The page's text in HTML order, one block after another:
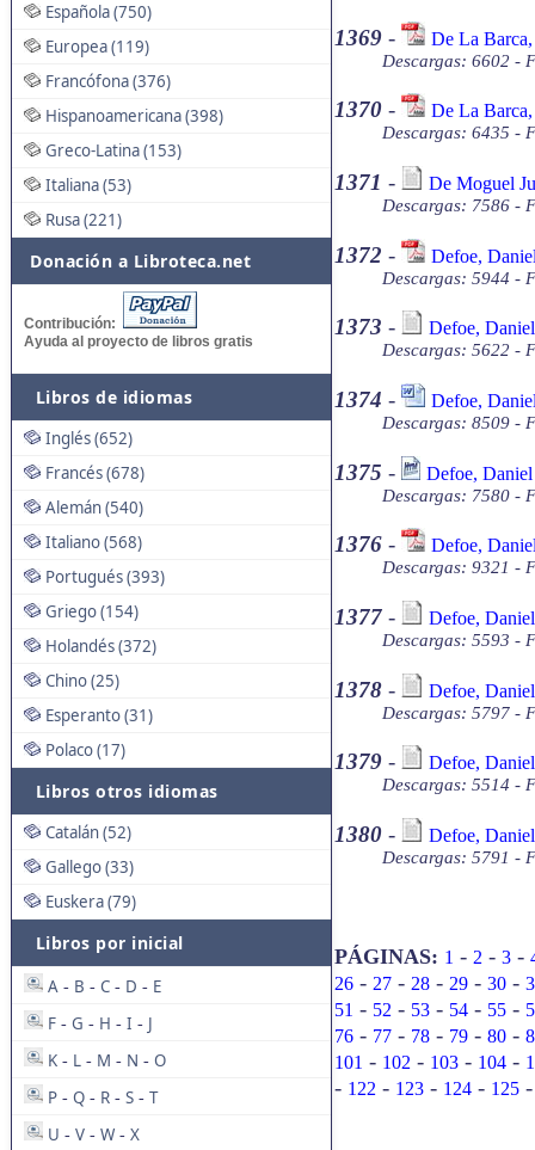
Española (750)
Europea (119)
Francófona (376)
Hispanoamericana (398)
Greco-Latina (153)
Italiana (53)
Rusa (221)
Donación a Libroteca.net
Contribución:
Ayuda al proyecto de libros gratis
Libros de idiomas
Inglés (652)
Francés (678)
Alemán (540)
Italiano (568)
Portugués (393)
Griego (154)
Holandés (372)
Chino (25)
Esperanto (31)
Polaco (17)
Libros otros idiomas
Catalán (52)
Gallego (33)
Euskera (79)
Libros por inicial
A - B - C - D - E
F - G - H - I - J
K - L - M - N - O
P - Q - R - S - T
U - V - W - X
1369 - De La
Descargas: 6602 -
1370 - De La
Descargas: 6435 -
1371 - De Moguel
Descargas: 7586 -
1372 - Defoe,
Descargas: 5944 -
1373 - Defoe,
Descargas: 5622 -
1374 - Defoe,
Descargas: 8509 -
1375 - Defoe,
Descargas: 7580 -
1376 - Defoe,
Descargas: 9321 -
1377 - Defoe,
Descargas: 5593 -
1378 - Defoe,
Descargas: 5797 -
1379 - Defoe,
Descargas: 5514 -
1380 - Defoe,
Descargas: 5791 -
PÁGINAS: 1 - 2 - 3 -
26 - 27 - 28 - 29 - 30 -
51 - 52 - 53 - 54 - 55 -
76 - 77 - 78 - 79 - 80 -
101 - 102 - 103 - 104 -
- 122 - 123 - 124 - 125